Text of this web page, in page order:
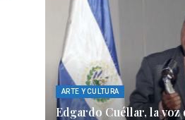
ARTE Y CULTURA
Edgardo Cuéllar, la voz